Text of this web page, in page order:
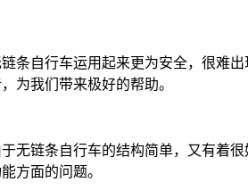
条自行车运用起来更为安全，很难
为我们带来极好的帮助。
无链条自行车的结构简单，又有着
方面的问题。